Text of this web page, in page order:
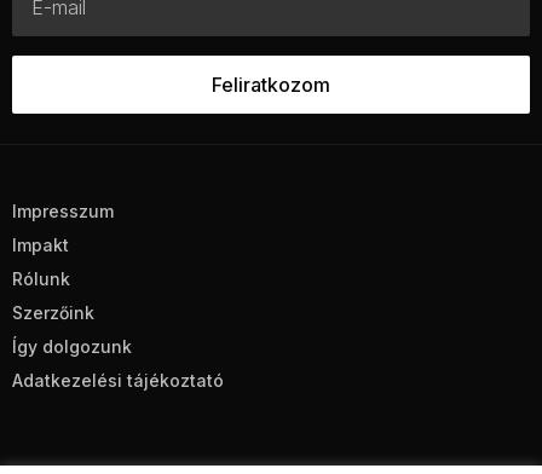
Impresszum
Impakt
Rólunk
Szerzőink
Így dolgozunk
Adatkezelési tájékoztató